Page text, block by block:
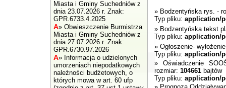
Miasta i Gminy Suchedniów z
dnia 23.07.2026 r. Znak:
GPR.6733.4.2025
A» Obwieszczenie Burmistrza
Miasta i Gminy Suchedniów z
dnia 27.07.2026 r. Znak:
GPR.6730.97.2026
A» Informacja o udzielonych
umorzeniach niepodatkowych
należności budżetowych, o
których mowa w art. 60 ufp
» Bodzentyńska rys. -
Typ pliku: application/
» Bodzentyńska tekst
Typ pliku: application/
» Ogłoszenie-
Typ pliku: application/
» Oświadczenie
rozmiar: 104661bajtów
Typ pliku: application/